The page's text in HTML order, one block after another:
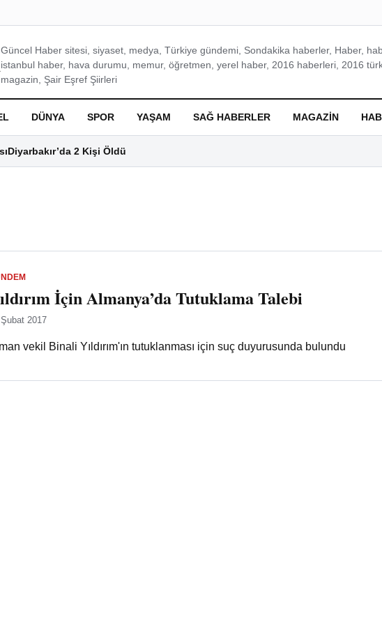
Güncel Haber sitesi, siyaset, medya, Türkiye gündemi, Sondakika haberler, Haber,
istanbul haber, hava durumu, memur, öğretmen, yerel haber, 2016 haberleri, 2016
magazin, Şair Eşref Şiirleri
DÜNYA SPOR YAŞAM SAĞ HABERLER MAGAZIN
Diyarbakır’da 2 Kişi Öldü
İçin Almanya’da Tutuklama Talebi
2017
vekil Binali Yıldırım'ın tutuklanması için suç duyurusunda bulundu